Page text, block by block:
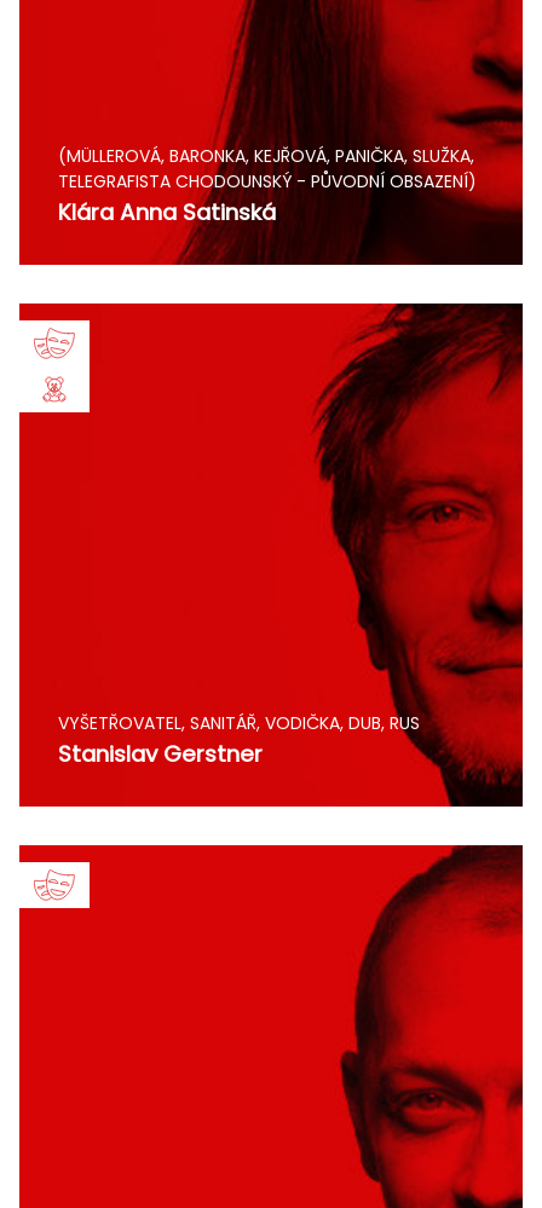
(MÜLLEROVÁ, BARONKA, KEJŘOVÁ, PANIČKA, SLUŽKA,
TELEGRAFISTA CHODOUNSKÝ - PŮVODNÍ OBSAZENÍ)
Klára Anna Satinská
VYŠETŘOVATEL, SANITÁŘ, VODIČKA, DUB, RUS
Stanislav Gerstner